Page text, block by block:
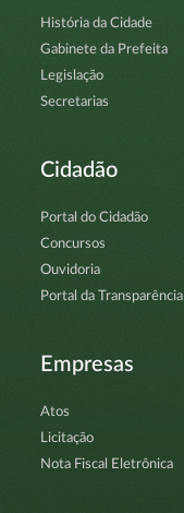
História da Cidade
Gabinete da Prefeita
Legislação
Secretarias
Cidadão
Portal do Cidadão
Concursos
Ouvidoria
Portal da Transparência
Empresas
Atos
Licitação
Nota Fiscal Eletrônica